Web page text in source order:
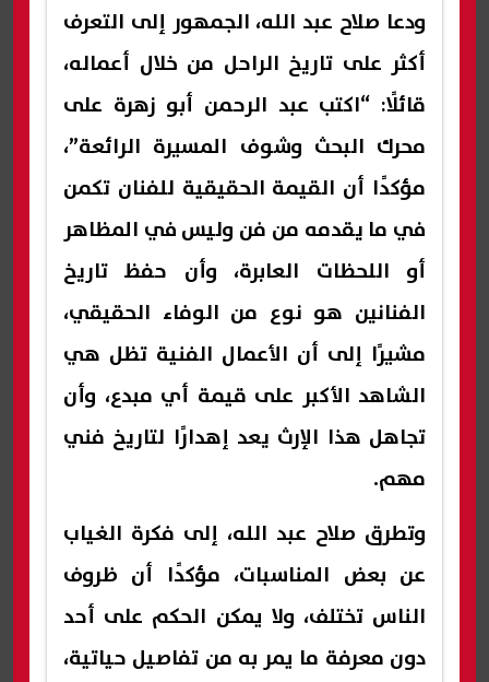
ودعا صلاح عبد الله، الجمهور إلى التعرف
أكثر على تاريخ الراحل من خلال أعماله،
قائلًا: “اكتب عبد الرحمن أبو زهرة على
محرك البحث وشوف المسيرة الرائعة”،
مؤكدًا أن القيمة الحقيقية للفنان تكمن
في ما يقدمه من فن وليس في المظاهر
أو اللحظات العابرة، وأن حفظ تاريخ
الفنانين هو نوع من الوفاء الحقيقي،
مشيرًا إلى أن الأعمال الفنية تظل هي
الشاهد الأكبر على قيمة أي مبدع، وأن
تجاهل هذا الإرث يعد إهدارًا لتاريخ فني
مهم.
وتطرق صلاح عبد الله، إلى فكرة الغياب
عن بعض المناسبات، مؤكدًا أن ظروف
الناس تختلف، ولا يمكن الحكم على أحد
دون معرفة ما يمر به من تفاصيل حياتية،